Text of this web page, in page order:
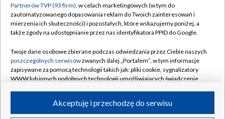
Centrum informacji TVP
Naziemna Telewizja Cyfrowa
Rada Programowa
System NOS
Informacje o nadawcy
Program dla prasy
Moje zgody
Pomoc
Kontakt
Kanały
Partnerów TVP (93 firm), w celach marketingowych (w tym do
zautomatyzowanego dopasowania reklam do Twoich zainteresowań i
mierzenia ich skuteczności) i pozostałych, które wskazujemy poniżej, a
także zgody na udostępnianie przez nas identyfikatora PPID do Google.
Twoje dane osobowe zbierane podczas odwiedzania przez Ciebie naszych
poszczególnych serwisówzwanych dalej „Portalem”, w tym informacje
zapisywane za pomocą technologii takich jak: pliki cookie, sygnalizatory
WWW lub innych podobnych technologii umożliwiających świadczenie
ruchu w Internecie.Akceptuję i przechodzę do serwisu